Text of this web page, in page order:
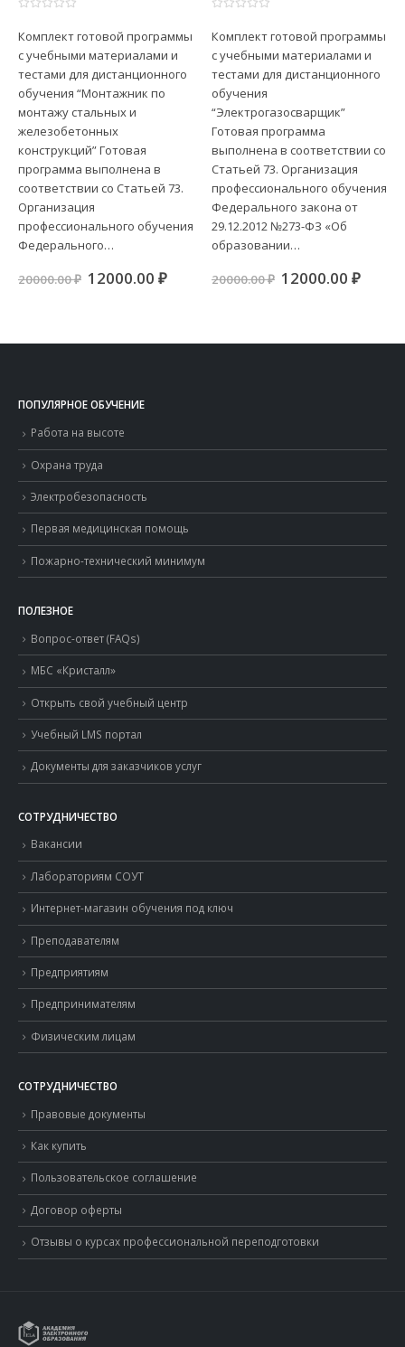
Комплект готовой программы
с учебными материалами и
тестами для дистанционного
обучения
“Электрогазосварщик”
Готовая программа
выполнена в соответствии со
Статьей 73. Организация
профессионального обучения
Федерального закона от
29.12.2012 №273-ФЗ «Об
образовании…
20000.00₽ Первоначальная
12000.00 ₽Текущая
Комплект готовой программы
с учебными материалами и
тестами для дистанционного
обучения “Газорезчик”
Готовая программа
выполнена в соответствии со
Статьей 73. Организация
профессионального обучения
Федерального закона от
29.12.2012 №273-ФЗ «Об
образовании…
цена
составляла
цена:
ПОПУЛЯРНОЕ ОБУЧЕНИЕ
Работа на высоте
Охрана труда
Электробезопасность
Первая медицинская помощь
Пожарно-технический минимум
ПОЛЕЗНОЕ
Вопрос-ответ (FAQs)
МБС «Кристалл»
Открыть свой учебный центр
Учебный LMS портал
Документы для заказчиков услуг
СОТРУДНИЧЕСТВО
Вакансии
Лабораториям СОУТ
Интернет-магазин обучения под ключ
Преподавателям
Предприятиям
Предпринимателям
Физическим лицам
СОТРУДНИЧЕСТВО
Правовые документы
Как купить
Пользовательское соглашение
Договор оферты
Отзывы о курсах профессиональной переподготовки